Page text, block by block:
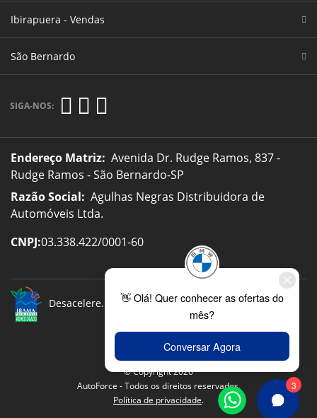
Ibirapuera - Vendas
São Bernardo
SIGA-NOS:
Endereço Matriz: Avenida Dr. Rudge Ramos, 837 -
Rudge Ramos - São Bernardo-SP
Razão Social: Agulhas Negras Distribuidora de
Automóveis Ltda.
CNPJ:03.338.422/0001-60
Desacelere. Seu bem maior é a vida.
© Copyright 2026
AutoForce - Todos os direitos reservados.
Política de privacidade.